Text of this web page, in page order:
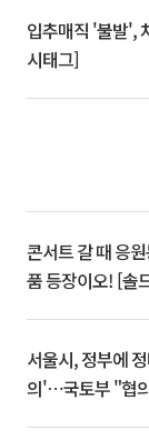
입추매직 '불발',
시태그]
콘서트 갈 때 응
품 등장이오! [솔
서울시, 정부에
의'⋯국토부 "협